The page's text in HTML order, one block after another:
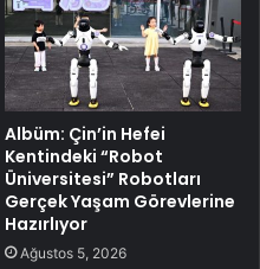
Albüm: Çin’in Hefei
Kentindeki “Robot
Üniversitesi” Robotları
Gerçek Yaşam Görevlerine
Hazırlıyor
Ağustos 5, 2026